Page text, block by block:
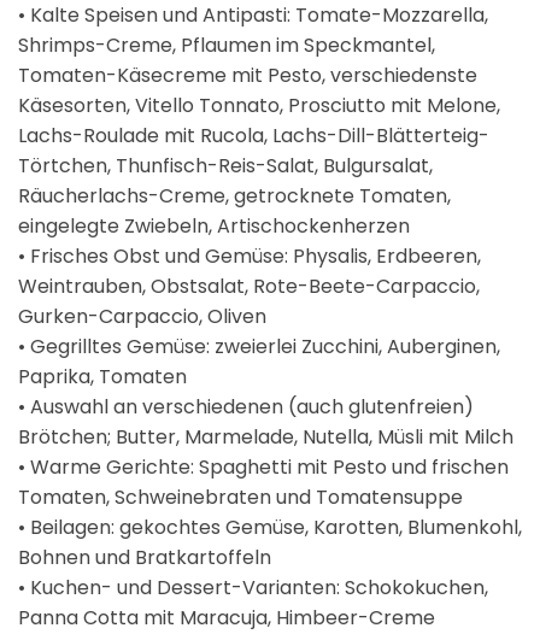
• Kalte Speisen und Antipasti: Tomate-Mozzarella,
Shrimps-Creme, Pflaumen im Speckmantel,
Tomaten-Käsecreme mit Pesto, verschiedenste
Käsesorten, Vitello Tonnato, Prosciutto mit Melone,
Lachs-Roulade mit Rucola, Lachs-Dill-Blätterteig-
Törtchen, Thunfisch-Reis-Salat, Bulgursalat,
Räucherlachs-Creme, getrocknete Tomaten,
eingelegte Zwiebeln, Artischockenherzen
• Frisches Obst und Gemüse: Physalis, Erdbeeren,
Weintrauben, Obstsalat, Rote-Beete-Carpaccio,
Gurken-Carpaccio, Oliven
• Gegrilltes Gemüse: zweierlei Zucchini, Auberginen,
Paprika, Tomaten
• Auswahl an verschiedenen (auch glutenfreien)
Brötchen; Butter, Marmelade, Nutella, Müsli mit Milch
• Warme Gerichte: Spaghetti mit Pesto und frischen
Tomaten, Schweinebraten und Tomatensuppe
• Beilagen: gekochtes Gemüse, Karotten, Blumenkohl,
Bohnen und Bratkartoffeln
• Kuchen- und Dessert-Varianten: Schokokuchen,
Panna Cotta mit Maracuja, Himbeer-Creme